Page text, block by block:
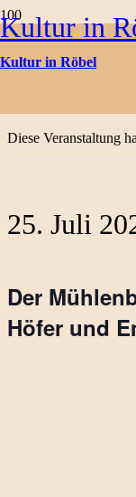
Kultur in
Kultur in Röbel
Diese Veranstaltung
25. Juli
Der
Höfer und